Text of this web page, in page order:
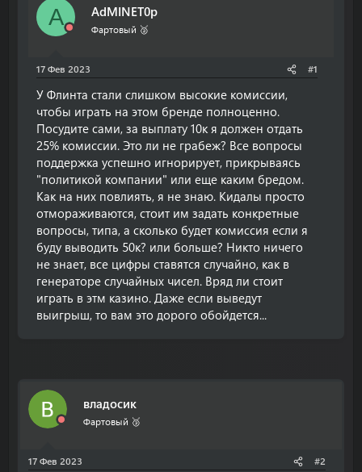
ы
н
а
A AdMINET0p
Фартовый 🥈
17 Фев 2023 #1
У Флинта стали слишком высокие комиссии,
чтобы играть на этом бренде полноценно.
Посудите сами, за выплату 10к я должен отдать
25% комиссии. Это ли не грабеж? Все вопросы
поддержка успешно игнорирует, прикрываясь
"политикой компании" или еще каким бредом.
Как на них повлиять, я не знаю. Кидалы просто
отмораживаются, стоит им задать конкретные
вопросы, типа, а сколько будет комиссия если я
буду выводить 50к? или больше? Никто ничего
не знает, все цифры ставятся случайно, как в
генераторе случайных чисел. Вряд ли стоит
играть в этм казино. Даже если выведут
выигрыш, то вам это дорого обойдется...
владосик
Фартовый 🥉
17 Фев 2023 #2